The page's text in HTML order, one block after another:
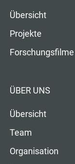
Übersicht
Projekte
Forschungsfilme
ÜBER UNS
Übersicht
Team
Organisation